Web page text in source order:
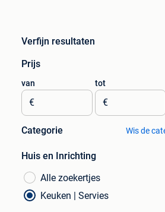
Verfijn resultaten
Prijs
van
€
tot
€
Categorie Wis de
Huis en Inrichting
Alle zoekertjes
Keuken | Servies